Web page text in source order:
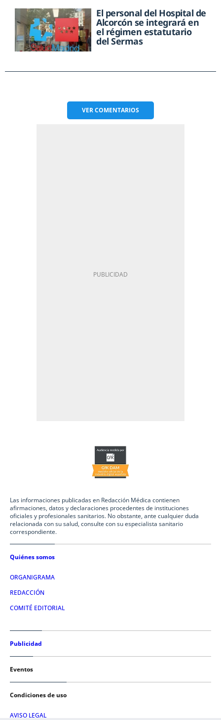
El personal del Hospital de
Alcorcón se integrará en
el régimen estatutario
del Sermas
VERCOMENTARIOS
Las informaciones publicadas en Redacción Médica contienen
afirmaciones, datos y declaraciones procedentes de instituciones
oficiales y profesionales sanitarios. No obstante, ante cualquier duda
relacionada con su salud, consulte con su especialista sanitario
correspondiente.
Quiénes somos
ORGANIGRAMA
REDACCIÓN
COMITÉ EDITORIAL
Publicidad
Eventos
Condiciones de uso
AVISO LEGAL